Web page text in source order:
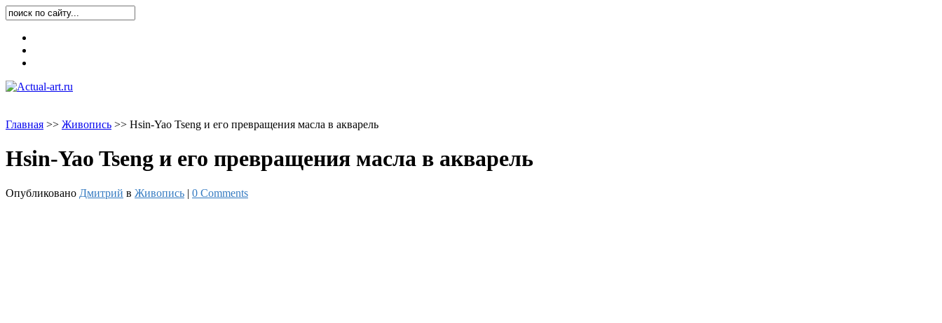
Главная >> Живопись >> Hsin-Yao Tseng и его превращения масла в акварель
Hsin-Yao Tseng и его превращения масла в акварель
Опубликовано Дмитрий в Живопись | 0 Comments